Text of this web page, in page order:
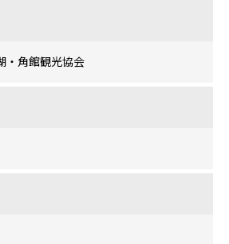
・角館観光協会